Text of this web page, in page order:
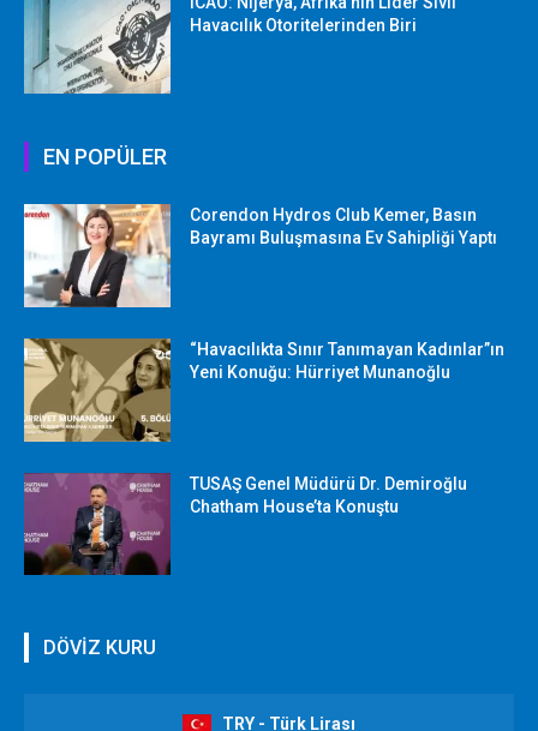
Havacılık Otoritelerinden Biri
EN POPÜLER
Corendon Hydros Club Kemer, Basın
Bayramı Buluşmasına Ev Sahipliği Yaptı
“Havacılıkta Sınır Tanımayan Kadınlar”ın
Yeni Konuğu: Hürriyet Munanoğlu
TUSAŞ Genel Müdürü Dr. Demiroğlu
Chatham House’ta Konuştu
DÖVİZ KURU
TRY - Türk Lirası